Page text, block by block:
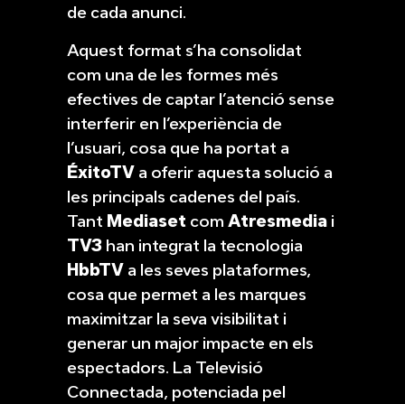
de cada anunci.
Aquest format s’ha consolidat
com una de les formes més
efectives de captar l’atenció sense
interferir en l’experiència de
l’usuari, cosa que ha portat a
ÉxitoTV a oferir aquesta solució a
les principals cadenes del país.
Tant Mediaset com Atresmedia i
TV3 han integrat la tecnologia
HbbTV a les seves plataformes,
cosa que permet a les marques
maximitzar la seva visibilitat i
generar un major impacte en els
espectadors. La Televisió
Connectada, potenciada pel